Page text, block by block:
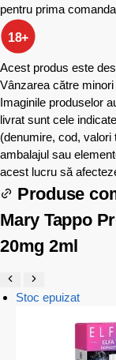
pentru prima comanda
18+
Acest produs este
Vânzarea către
Imaginile produselor
livrat sunt cele
(denumire, cod, valori
ambalajul sau
acest lucru să
Produse
Mary Tappo
20mg 2ml
Stoc epuizat